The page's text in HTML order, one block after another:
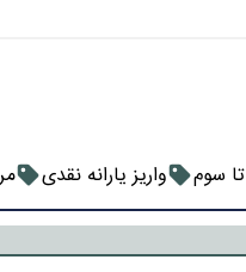
سوم واریز یارانه نقدی